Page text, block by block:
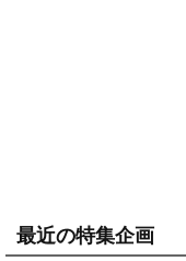
最近の特集企画